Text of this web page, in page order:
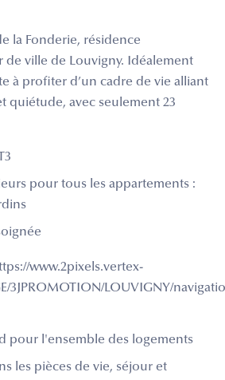
la Fonderie, résidence
ville de Louvigny. Idéalement
à profiter d’un cadre de vie alliant
quiétude, avec seulement 23
pour tous les appartements :
www.2pixels.vertex-
3JPROMOTION/LOUVIGNY/
pour l'ensemble des logements
les pièces de vie, séjour et